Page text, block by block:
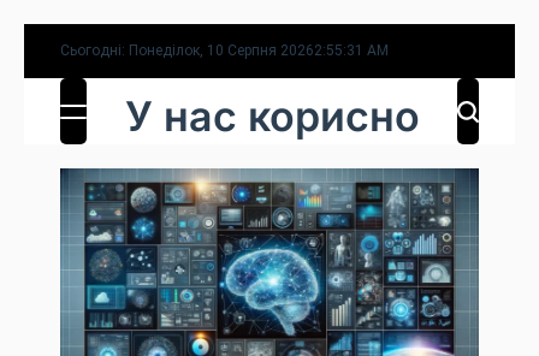
Перейти
до
вмісту
Сьогодні: Понеділок, 10 Серпня 20262:55:32 AM
У нас корисно